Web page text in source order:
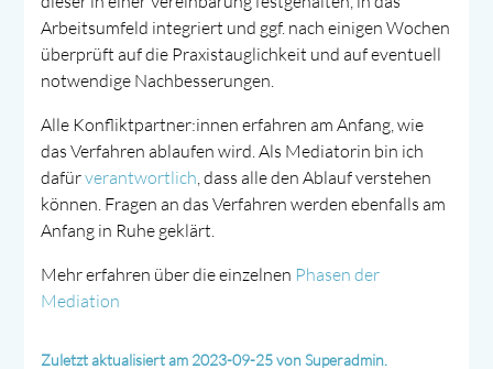
Arbeitsumfeld integriert und ggf. nach einigen Wochen
überprüft auf die Praxistauglichkeit und auf eventuell
notwendige Nachbesserungen.
Alle Konfliktpartner:innen erfahren am Anfang, wie
das Verfahren ablaufen wird. Als Mediatorin bin ich
dafürverantwortlich , dass alle den Ablauf verstehen
können. Fragen an das Verfahren werden ebenfalls am
Anfang in Ruhe geklärt.
Mehr erfahren über die einzelnen Phasen der
Mediation
Zuletzt aktualisiert am 2023-09-25 von Superadmin.